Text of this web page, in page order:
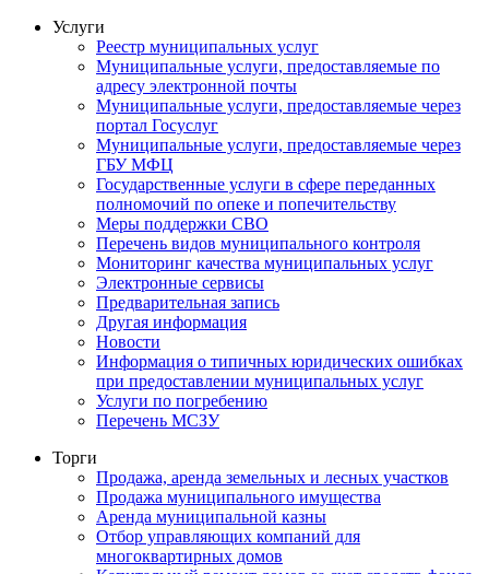
Услуги
Реестр муниципальных услуг
Муниципальные услуги, предоставляемые по
адресу электронной почты
Муниципальные услуги, предоставляемые через
портал Госуслуг
Муниципальные услуги, предоставляемые через
ГБУ МФЦ
Государственные услуги в сфере переданных
полномочий по опеке и попечительству
Меры поддержки СВО
Перечень видов муниципального контроля
Мониторинг качества муниципальных услуг
Электронные сервисы
Предварительная запись
Другая информация
Новости
Информация о типичных юридических ошибках
при предоставлении муниципальных услуг
Услуги по погребению
Перечень МСЗУ
Торги
Продажа, аренда земельных и лесных участков
Продажа муниципального имущества
Аренда муниципальной казны
Отбор управляющих компаний для
многоквартирных домов